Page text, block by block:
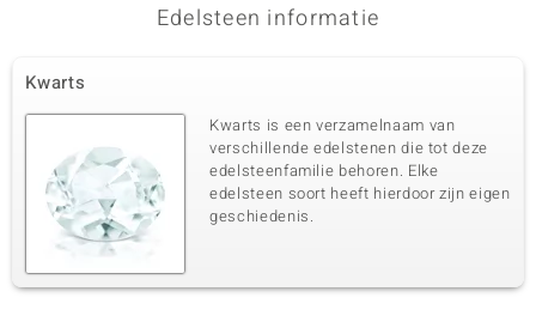
Edelsteen informatie
Kwarts
Kwarts is een verzamelnaam van
verschillende edelstenen die tot deze
edelsteenfamilie behoren. Elke
edelsteen soort heeft hierdoor zijn eigen
geschiedenis.